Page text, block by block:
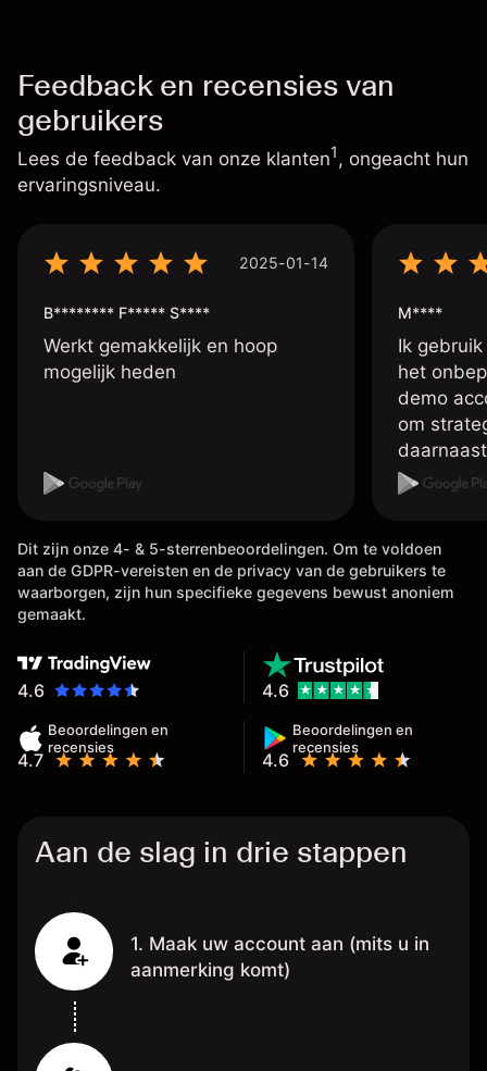
Feedback en recensies van
gebruikers
Lees de feedback van onze klanten1, ongeacht hun
ervaringsniveau.
2025-01-14
B******** F***** S****
Werkt gemakkelijk en hoop
mogelijk heden
M****
Ik
het
demo
om
account
vele
betreft
Dit zijn onze 4- & 5-sterrenbeoordelingen. Om te voldoen
aan de GDPR-vereisten en de privacy van de gebruikers te
waarborgen, zijn hun specifieke gegevens bewust anoniem
gemaakt.
4.6
Beoordelingen en
recensies
4.7
Beoordelingen en
recensies
4.6
4.6
Aan de slag in drie stappen
1. Maak uw account aan (mits u in
aanmerking komt)